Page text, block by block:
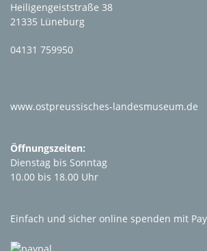
Heiligengeiststraße 38
21335 Lüneburg
04131 759950
www.ostpreussisches-landesmuseum.de
Öffnungszeiten:
Dienstag bis Sonntag
10.00 bis 18.00 Uhr
Einfach und sicher online spenden mit